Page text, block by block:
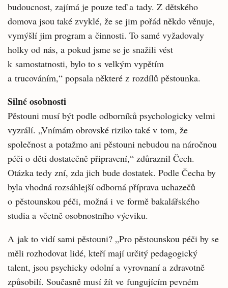
budoucnost, zajímá je pouze teď a tady. Z dětského
domova jsou také zvyklé, že se jim pořád někdo věnuje,
vymýšlí jim program a činnosti. To samé vyžadovaly
holky od nás, a pokud jsme se je snažili vést
k samostatnosti, bylo to s velkým vypětím
a trucováním,“ popsala některé z rozdílů pěstounka.
Silné osobnosti
Pěstouni musí být podle odborníků psychologicky velmi
vyzrálí. „Vnímám obrovské riziko také v tom, že
společnost a potažmo ani pěstouni nebudou na náročnou
péči o děti dostatečně připravení,“ zdůraznil Čech.
Otázka tedy zní, zda jich bude dostatek. Podle Čecha by
byla vhodná rozsáhlejší odborná příprava uchazečů
o pěstounskou péči, možná i ve formě bakalářského
studia a včetně osobnostního výcviku.
A jak to vidí sami pěstouni? „Pro pěstounskou péči by se
měli rozhodovat lidé, kteří mají určitý pedagogický
talent, jsou psychicky odolní a vyrovnaní a zdravotně
způsobilí. Současně musí žít ve fungujícím pevném